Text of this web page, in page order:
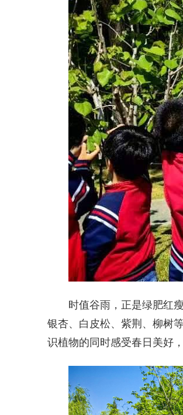
时值谷雨，正是绿肥红
银杏、白皮松、紫荆、柳树
识植物的同时感受春日美好